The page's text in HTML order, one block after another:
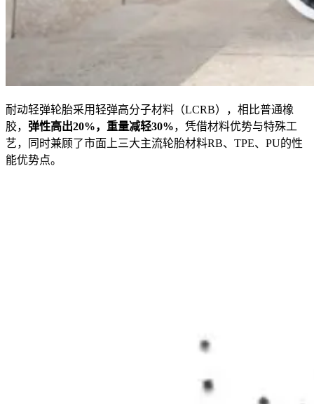
耐动轻弹轮胎采用轻弹高分子材料（LCRB），相比普通橡
胶， 弹性高出20%，重量减轻30%，凭借材料优势与特殊工
艺，同时兼顾了市面上三大主流轮胎材料RB、TPE、PU的性
能优势点。